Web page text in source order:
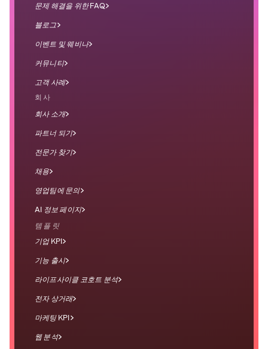
문제 해결을 위한 FAQ
블로그
이벤트 및 웨비나
커뮤니티
고객 사례
회사
회사 소개
파트너 되기
전문가 찾기
채용
영업팀에 문의
AI 정보 페이지
템플릿
기업 KPI
기능 출시
라이프사이클 코호트 분석
전자 상거래
마케팅 KPI
웹 분석